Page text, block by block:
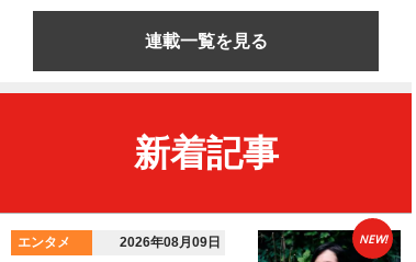
連載一覧を見る
新着記事
エンタメ 2026年08月09日 NEW!